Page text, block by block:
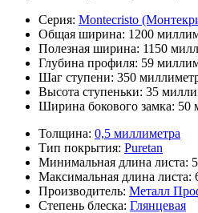
Серия: Montecristo
Общая ширина: 1200
Полезная ширина: 1150
Глубина профиля: 59
Шаг ступени: 350
Высота ступеньки: 35
Ширина бокового замка: 50
Толщина: 0,5 миллиметра
Тип покрытия: Puretan
Минимальная длина листа:
Максимальная длина листа:
Производитель: Металл
Степень блеска: Глянцевая